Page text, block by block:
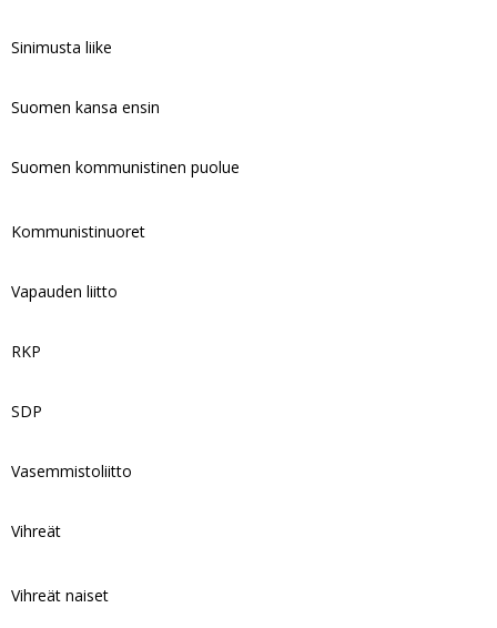
Sinimusta liike
Suomen kansa ensin
Suomen kommunistinen puolue
Kommunistinuoret
Vapauden liitto
RKP
SDP
Vasemmistoliitto
Vihreät
Vihreät naiset